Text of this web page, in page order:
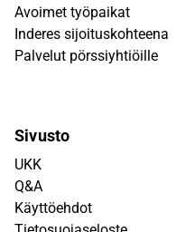
Avoimet työpaikat
Inderes sijoituskohteena
Palvelut pörssiyhtiöille
Sivusto
UKK
Q&A
Käyttöehdot